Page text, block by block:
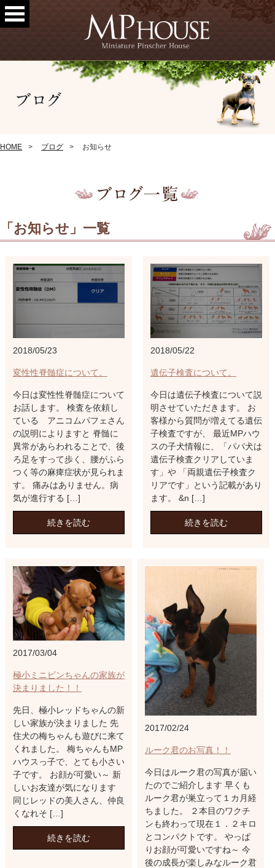
HOME ブログ お知らせ
「お知らせ」一覧
2018/05/23
変性性脊髄症について。
今日は変性性脊髄症について
お話します。 検査を依頼し
ている アニコムパフェさん
の説明によりますと 脊髄に
異常があらわれることで、後
ろ足をすって歩く、腰がふら
つく等の麻痺症状が見られま
す。 痛みはありません。病
気が進行する […]
続きを読む
2018/05/22
遺伝子検査について。
今日は遺伝子検査について説
明させていただきます。 お
客様から質問が増えてる遺伝
子検査ですが、 最近MPハウ
スの子犬情報に、「パパ犬は
遺伝子検査クリアしていま
す」や 「両親遺伝子検査ク
リアです」という記載があり
ます。 &n […]
続きを読む
2017/03/04
極小ミニピンちゃんの家族が
決まりました！！
先日、極小レッドちゃんの新
しい家族が決まりました 先
住犬の梅ちゃんも遊びに来て
くれました。 梅ちゃんもMP
ハウスっ子で、とても小さい
子です。 お顔が可愛い～ 新
しいお友達が気になります
同じレッドの美人さん、仲良
くなれそ […]
続きを読む
2017/02/24
ルーク君のお写真！！
今日はルーク君の写真が届い
たのでご紹介します 早くも
ルーク君が巣立って１カ月経
ちました。 ２本目のワクチ
ンも終わって現在１．２キロ
とコンパクトです。 やっぱ
りお顔が可愛いですね～ 今
後の成長が楽しみなルーク君